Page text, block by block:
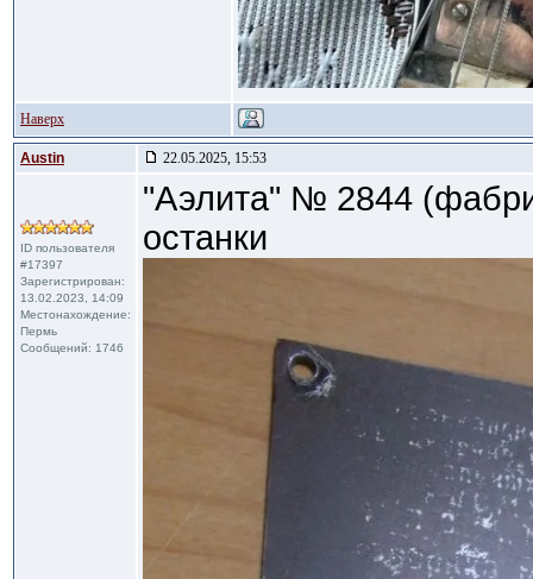
Наверх
Austin 22.05.2025, 15:53
ID пользователя
#17397
Зарегистрирован:
13.02.2023, 14:09
Местонахождение:
Пермь
Сообщений: 1746
"Аэлита" № 2844
останки